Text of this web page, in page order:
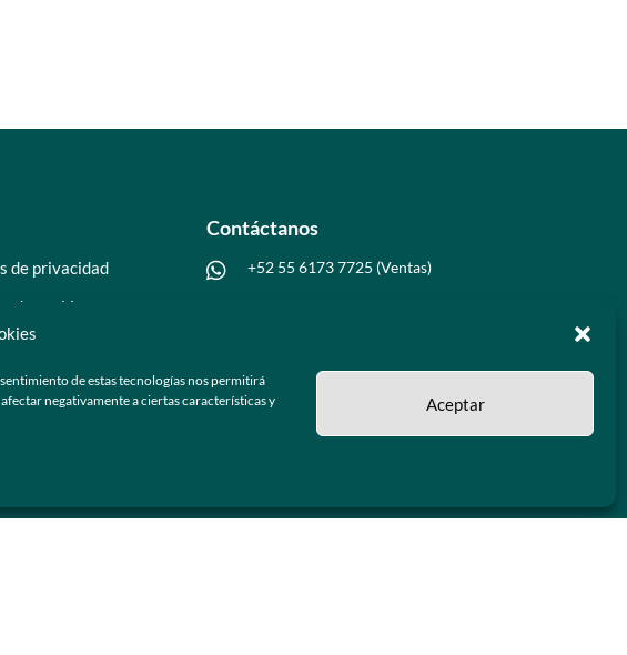
de estas tecnologías nos permitirá
negativamente a ciertas características y
Aceptar
de privacidad
de cookies
Contáctanos
 +52 55 6173 7725 (Ventas)